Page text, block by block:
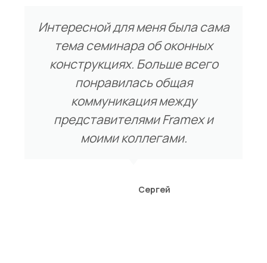
Интересной для меня была сама
тема семинара об оконных
конструкциях. Больше всего
понравилась общая
коммуникация между
представителями Framex и
моими коллегами.
Сергей